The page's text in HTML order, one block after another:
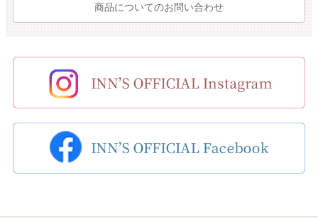
商品についてのお問い合わせ